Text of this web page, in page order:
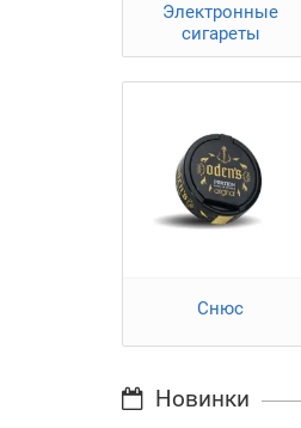
Электронные
сигареты
Снюс
Новинки